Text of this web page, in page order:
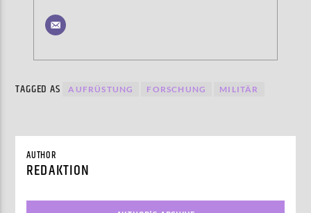
TAGGED AS AUFRÜSTUNG FORSCHUNG MILITÄR
AUTHOR
REDAKTION